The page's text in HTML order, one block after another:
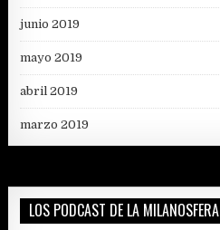
junio 2019
mayo 2019
abril 2019
marzo 2019
LOS PODCAST DE LA MILANOSFERA